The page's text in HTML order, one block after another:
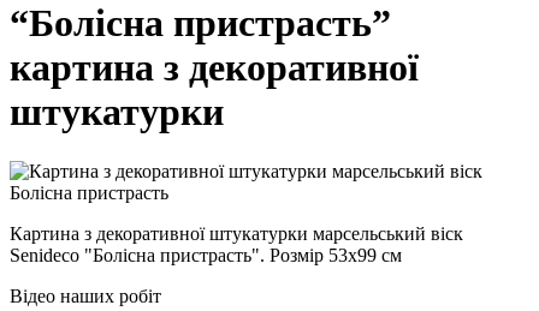
“Болісна пристрасть”
картина з декоративної
штукатурки
Картина з декоративної штукатурки марсельський віск
Senideco "Болісна пристрасть". Розмір 53х99 см
Відео наших робіт